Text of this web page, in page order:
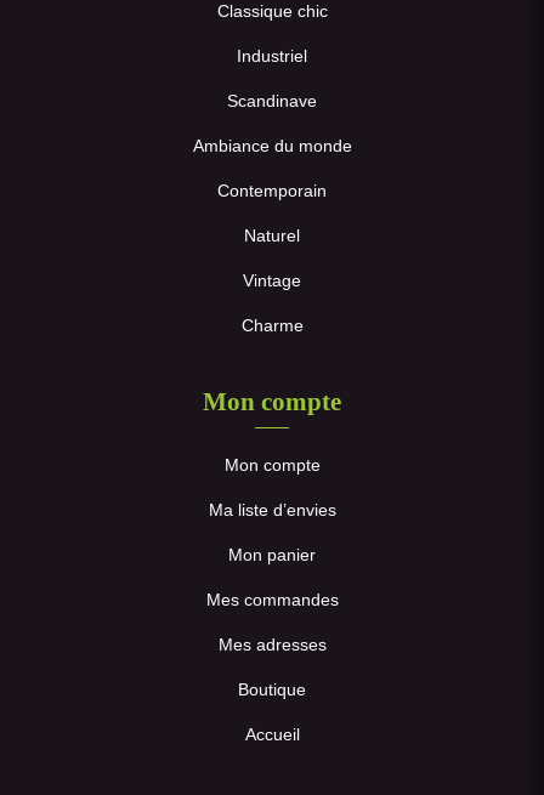
Classique chic
Industriel
Scandinave
Ambiance du monde
Contemporain
Naturel
Vintage
Charme
Mon compte
Mon compte
Ma liste d’envies
Mon panier
Mes commandes
Mes adresses
Boutique
Accueil